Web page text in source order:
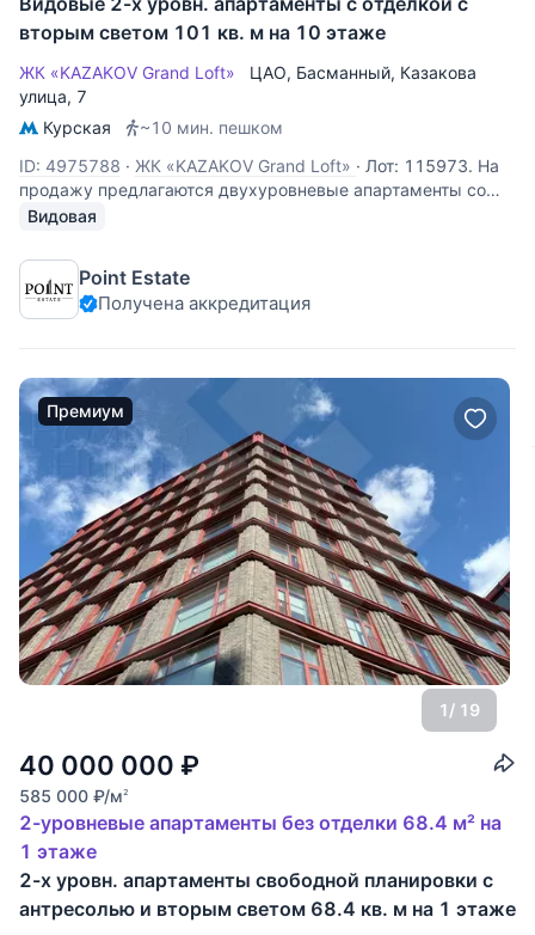
вторым светом 101 кв. м на 10 этаже
ЖК «KAZAKOV Grand Loft» ЦАО, Басманный, Казакова
улица, 7
Курская
~10 мин. пешком
ID: 4975788 · ЖК «KAZAKOV Grand Loft» · Лот: 115973. На
продажу предлагаются двухуровневые апартаменты со
вторым светом, площадью 101 кв.м., в премиальном
уровень: кухня-гостиная, спальня, гардеробная,
совмещенный санузел, постирочная,
Видовая
Point Estate
Получена аккредитация
Премиум
1/ 19
40 000 000 ₽
585 000 ₽/м2
2-уровневые апартаменты без отделки 68.4 м² на
1 этаже
2-х уровн. апартаменты свободной планировки с
антресолью и вторым светом 68.4 кв. м на 1 этаже